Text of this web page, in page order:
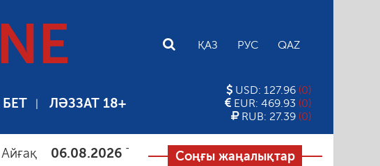
ҚАЗ РУС QAZ
БЕТ ЛӘЗЗАТ 18+
USD: 127.96 (0)
EUR: 469.93 (0)
RUB: 27.39 (0)
06.08.2026 Тамыздағы таңғы түтін 06.08.2026 Құмарлық
Соңғы жаңалықтар